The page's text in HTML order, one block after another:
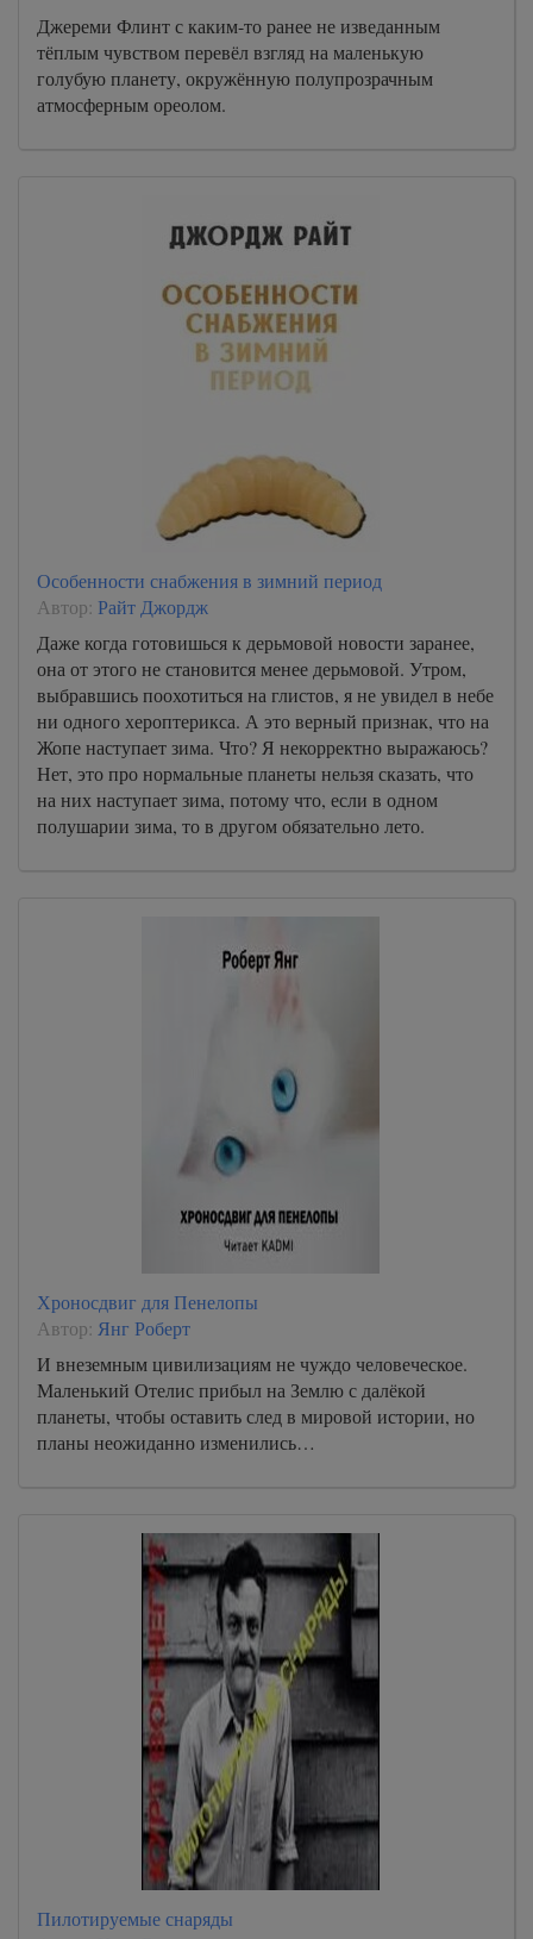
Джереми Флинт с каким-то ранее не изведанным
тёплым чувством перевёл взгляд на маленькую
голубую планету, окружённую полупрозрачным
атмосферным ореолом.
Особенности снабжения в зимний период
Автор: Райт Джордж
Даже когда готовишься к дерьмовой новости заранее,
она от этого не становится менее дерьмовой. Утром,
выбравшись поохотиться на глистов, я не увидел в небе
ни одного хероптерикса. А это верный признак, что на
Жопе наступает зима. Что? Я некорректно выражаюсь?
Нет, это про нормальные планеты нельзя сказать, что
на них наступает зима, потому что, если в одном
полушарии зима, то в другом обязательно лето.
Хроносдвиг для Пенелопы
Автор: Янг Роберт
И внеземным цивилизациям не чуждо человеческое.
Маленький Отелис прибыл на Землю с далёкой
планеты, чтобы оставить след в мировой истории, но
планы неожиданно изменились…
Пилотируемые снаряды